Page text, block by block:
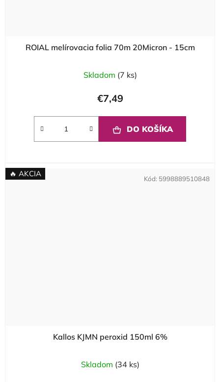
ROIAL melírovacia folia 70m 20Micron - 15cm
Skladom (7 ks)
€7,49
DO KOŠÍKA
🔥 AKCIA
Kallos KJMN peroxid 150ml 6%
Skladom (34 ks)
Kód: 5998889510848